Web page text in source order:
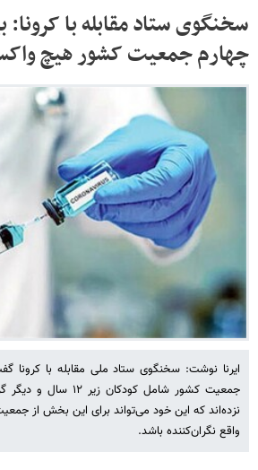
سخنگوی ستاد مقابله با
چهارم جمعیت کشور هیچ
جمعیت کشور شامل
نزده‌اند که این خود می‌تواند برای این بخش‌ از
واقع نگران‌کننده باشد.